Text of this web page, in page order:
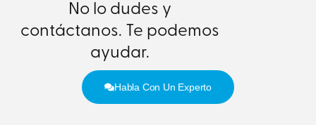
No lo dudes y
contáctanos. Te podemos
ayudar.
Habla Con Un Experto